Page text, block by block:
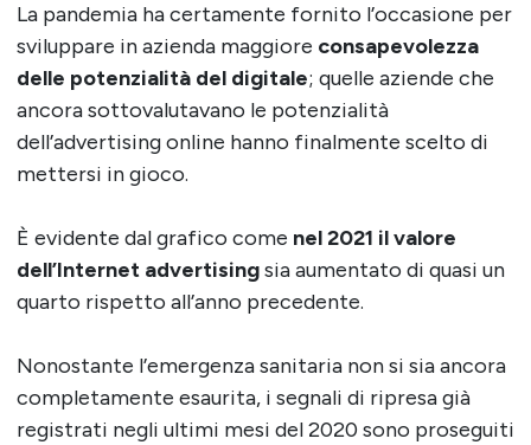
La pandemia ha certamente fornito l’occasione per
sviluppare in azienda maggiore consapevolezza
delle potenzialità del digitale; quelle aziende che
ancora sottovalutavano le potenzialità
dell’advertising online hanno finalmente scelto di
mettersi in gioco.
È evidente dal grafico come nel 2021 il valore
dell’Internet advertisingsia aumentato di quasi un
quarto rispetto all’anno precedente.
Nonostante l’emergenza sanitaria non si sia ancora
completamente esaurita, i segnali di ripresa già
registrati negli ultimi mesi del 2020 sono proseguiti